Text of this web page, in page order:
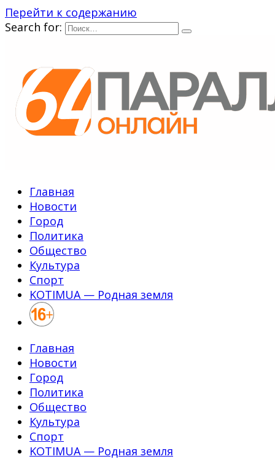
Перейти к содержанию
Search for:
Главная
Новости
Город
Политика
Общество
Культура
Спорт
KOTIMUA — Родная земля
Главная
Новости
Город
Политика
Общество
Культура
Спорт
KOTIMUA — Родная земля